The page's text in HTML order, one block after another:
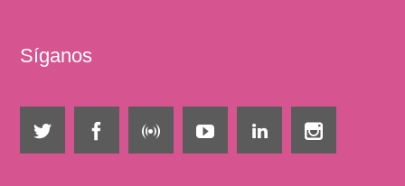
Síganos